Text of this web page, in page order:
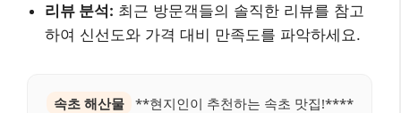
리뷰 분석: 최근 방문객들의 솔직한 리뷰를 참고
하여 신선도와 가격 대비 만족도를 파악하세요.
속초 해산물
**현지인이 추천하는 속초 맛집!****